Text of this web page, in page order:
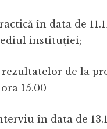
în data de
instituției;
rezultatelor de la
ora 15.00
în data de